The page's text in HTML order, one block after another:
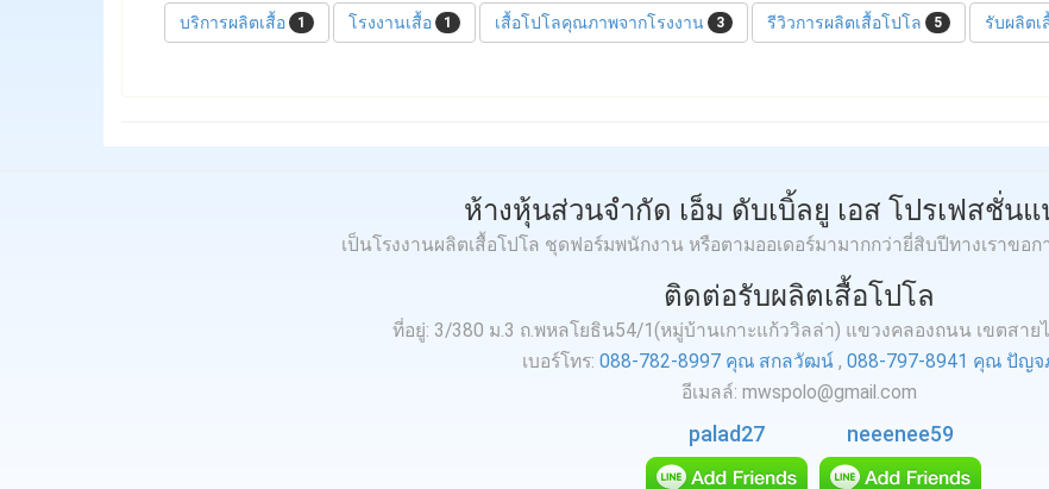
บริการผลิตเสื้อ 1 โรงงานเสื้อ 1 เสื้อโปโลคุณภาพจากโรงงาน 3 รีวิวการผลิตเสื้อโปโล 5 รับผลิตเ
ห้างหุ้นส่วนจำกัด เอ็ม ดับเบิ้ลยู เอส โปรเฟสชั่น
เป็นโรงงานผลิตเสื้อโปโล ชุดฟอร์มพนักงาน หรือตามออเดอร์มามากกว่ายี่สิบปีทางเราขอ
ติดต่อรับผลิตเสื้อโปโล
ที่อยู่: 3/380 ม.3 ถ.พหลโยธิน54/1(หมู่บ้านเกาะแก้ววิลล่า) แขวงคลองถนน เขตสาย
เบอร์โทร: 088-782-8997 คุณ สกลวัฒน์ , 088-797-8941 คุณ ปัญจ
อีเมลล์: mwspolo@gmail.com
palad27 neeenee59